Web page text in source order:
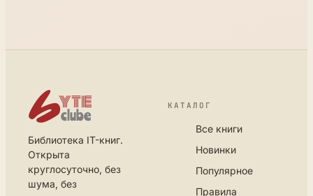
Библиотека IT-книг.
Открыта
круглосуточно, без
шума, без
КАТАЛОГ
Все книги
Новинки
Популярное
Правила